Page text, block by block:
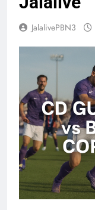
JalalivePBN3